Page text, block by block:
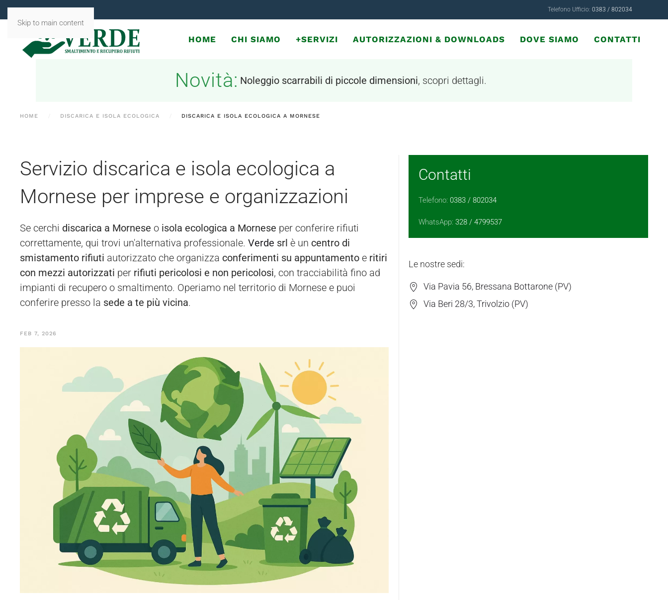
Skip to main content
Telefono Ufficio: 0383 / 802034
HOME CHI SIAMO +SERVIZI AUTORIZZAZIONI & DOWNLOADS DOVE SIAMO CONTATTI
Novità: Noleggio scarrabili di piccole dimensioni, scopri dettagli.
HOME DISCARICA E ISOLA ECOLOGICA DISCARICA E ISOLA ECOLOGICA A MORNESE
Servizio discarica e isola ecologica a
Mornese per imprese e organizzazioni
Se cerchi discarica a Mornese o isola ecologica a Mornese per conferire rifiuti
correttamente, qui trovi un'alternativa professionale. Verde srl è un centro di
smistamento rifiuti autorizzato che organizza conferimenti su appuntamento e ritiri
con mezzi autorizzati per rifiuti pericolosi e non pericolosi, con tracciabilità fino ad
impianti di recupero o smaltimento. Operiamo nel territorio di Mornese e puoi
conferire presso la sede a te più vicina.
FEB 7, 2026
Contatti
Telefono:0383 / 802034
WhatsApp: 328 / 4799537
Le nostre sedi:
Via Pavia 56, Bressana Bottarone (PV)
Via Beri 28/3, Trivolzio (PV)